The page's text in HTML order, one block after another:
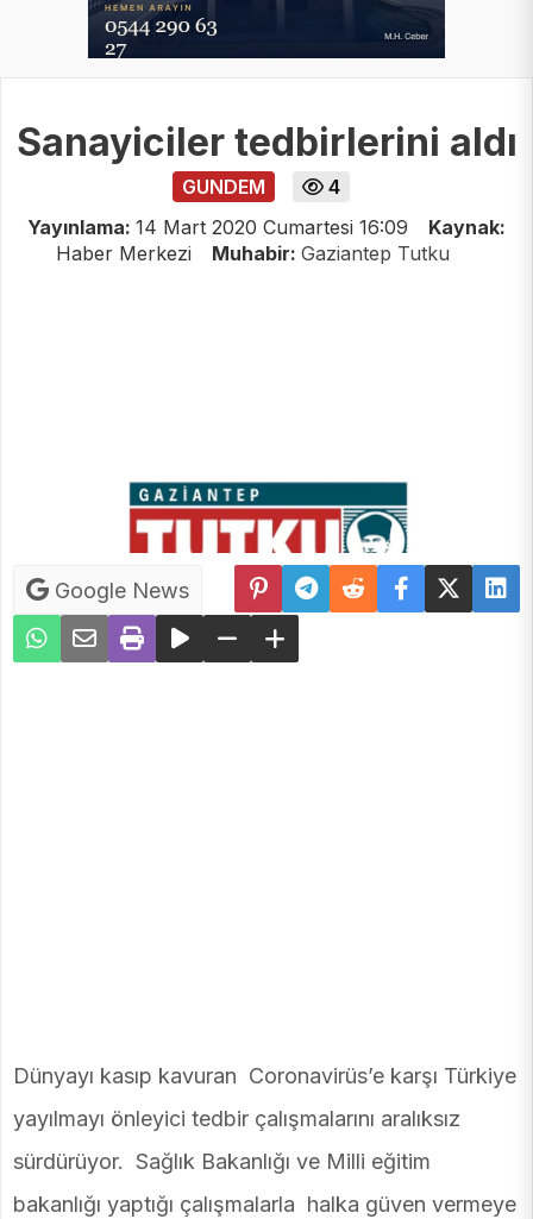
Sanayiciler tedbirlerini aldı
GUNDEM
4
Yayınlama: 14 Mart 2020 Cumartesi 16:09
Kaynak:
Haber Merkezi
Muhabir: Gaziantep Tutku
Google News
Dünyayı kasıp kavuran Coronavirüs’e karşı Türkiye
yayılmayı önleyici tedbir çalışmalarını aralıksız
sürdürüyor. Sağlık Bakanlığı ve Milli eğitim
bakanlığı yaptığı çalışmalarla halka güven vermeye